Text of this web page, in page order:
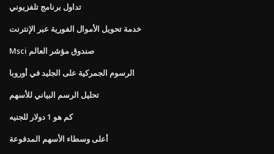
تداول برنامج تلفزيوني
خدمة تحويل الأموال الفورية عبر الإنترنت
Msci صندوق مؤشر العالم
الرسوم الجمركية على الجليد في أوروبا
تحليل الرسم البياني للأسهم
كم هو 1 دولار للجنيه
أعلى وسطاء الأسهم المدفوعة